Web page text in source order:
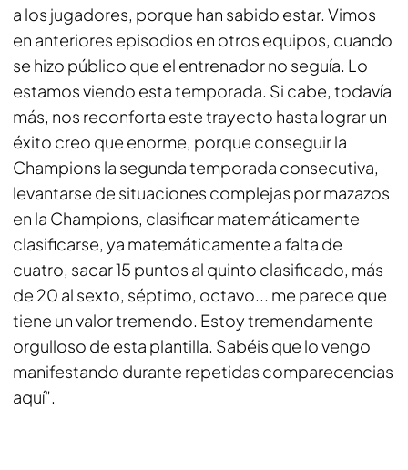
a los jugadores, porque han sabido estar. Vimos
en anteriores episodios en otros equipos, cuando
se hizo público que el entrenador no seguía. Lo
estamos viendo esta temporada. Si cabe, todavía
más, nos reconforta este trayecto hasta lograr un
éxito creo que enorme, porque conseguir la
Champions la segunda temporada consecutiva,
levantarse de situaciones complejas por mazazos
en la Champions, clasificar matemáticamente
clasificarse, ya matemáticamente a falta de
cuatro, sacar 15 puntos al quinto clasificado, más
de 20 al sexto, séptimo, octavo... me parece que
tiene un valor tremendo. Estoy tremendamente
orgulloso de esta plantilla. Sabéis que lo vengo
manifestando durante repetidas comparecencias
aquí".